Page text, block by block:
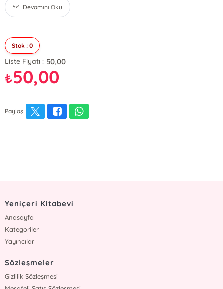
Devamını Oku
Stok : 0
Liste Fiyatı : 50,00
₺50,00
Paylaş
Yeniçeri Kitabevi
Anasayfa
Kategoriler
Yayıncılar
Sözleşmeler
Gizlilik Sözleşmesi